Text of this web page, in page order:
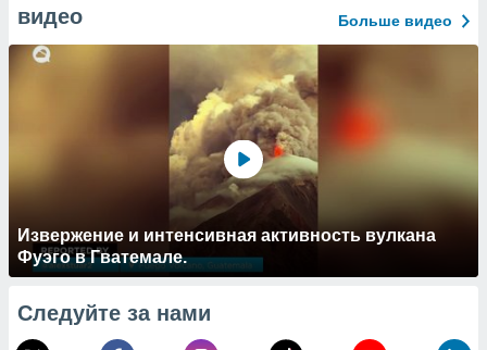
видео Больше видео
Извержение и интенсивная активность вулкана
Фуэго в Гватемале.
Следуйте за нами